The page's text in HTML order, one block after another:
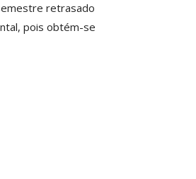
retrasado
pois obtém-se